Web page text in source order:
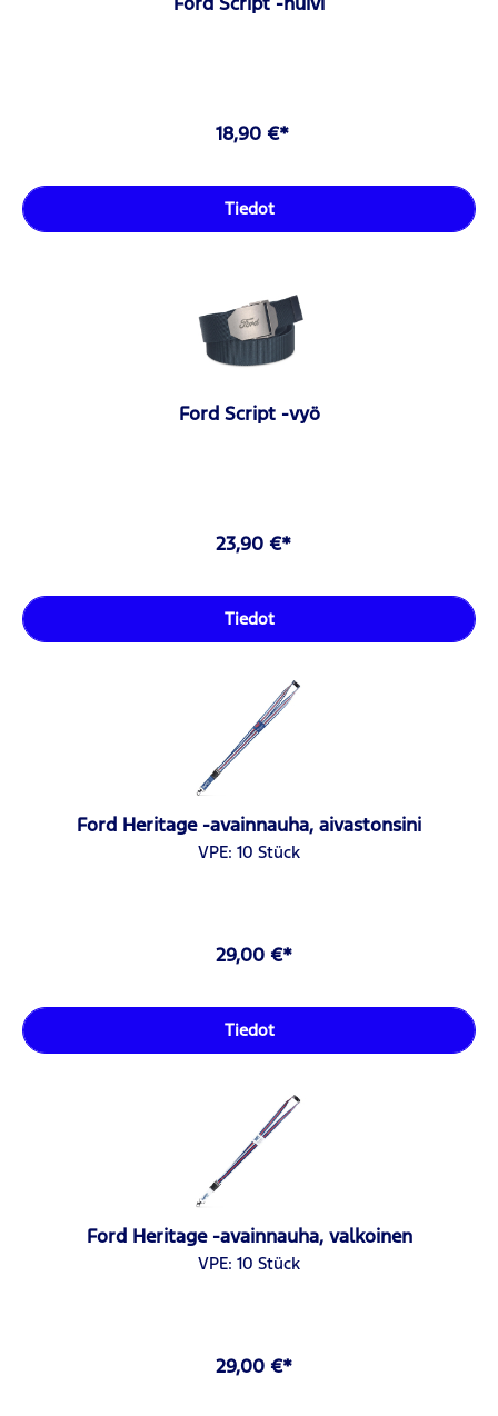
18,90 €*
Tiedot
Ford Script -vyö
23,90 €*
Tiedot
Ford Heritage -avainnauha, aivastonsini
VPE: 10 Stück
29,00 €*
Tiedot
Ford Heritage -avainnauha, valkoinen
VPE: 10 Stück
29,00 €*